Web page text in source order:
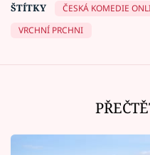
ŠTÍTKY ČESKÁ KOMEDIE
VRCHNÍ PRCHNI